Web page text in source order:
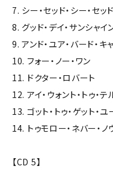
7. シー・セッド・シー・セッド
8. グッド・デイ・サンシャイ
9. アンド・ユア・バード・キ
10. フォー・ノー・ワン
11. ドクター・ロバート
12. アイ・ウォント・トゥ・テ
13. ゴット・トゥ・ゲット・ユ
14. トゥモロー・ネバー・ノ
【CD 5】